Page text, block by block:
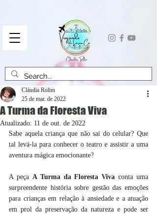
A Turma da Floresta Viva
Cláudia Rolim
25 de mar. de 2022
Atualizado: 11 de out. de 2022
Sabe aquela criança que não sai do celular? Que
tal levá-la para conhecer o teatro e assistir a uma
aventura mágica emocionante?
A peça A Turma da Floresta Viva conta uma
surpreendente história sobre gestão das emoções
para crianças em relação à ansiedade e a atuação
em prol da preservação da natureza e pode ser